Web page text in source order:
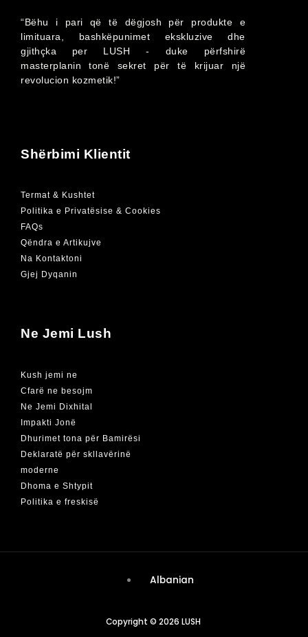
“Bëhu i pari që të dëgjosh për produkte e
limituara, bashkëpunimet ekskluzive dhe
gjithçka per LUSH - duke përfshirë
masterplanin tonë sekret për të krijuar një
revolucion kozmetik!”
Shërbimi Klientit
Termat & Kushtet
Politika e Privatësise & Cookies
FAQs
Qëndra e Artikujve
Na Kontaktoni
Gjej Dyqanin
Ne Jemi Lush
Kush jemi ne
Cfarë ne besojm
Ne Jemi Dixhital
Impakti Jonë
Dhurimet tona për Bamirësi
Deklaratë për skllavërinë
moderne
Dhoma e Shtypit
Politika e freskisë
Albanian
Copyright © 2026 LUSH